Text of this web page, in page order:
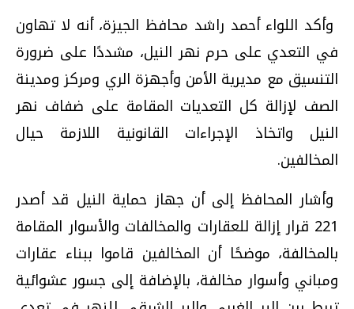
وأكد اللواء أحمد راشد محافظ الجيزة، أنه لا تهاون
في التعدي على حرم نهر النيل، مشددًا على ضرورة
التنسيق مع مديرية الأمن وأجهزة الري ومركز ومدينة
الصف لإزالة كل التعديات المقامة على ضفاف نهر
النيل واتخاذ الإجراءات القانونية اللازمة حيال
المخالفين.
وأشار المحافظ إلى أن جهاز حماية النيل قد أصدر
221 قرار إزالة للعقارات والمخالفات والأسوار المقامة
بالمخالفة، موضحًا أن المخالفين قاموا ببناء عقارات
ومباني وأسوار مخالفة، بالإضافة إلى جسور عشوائية